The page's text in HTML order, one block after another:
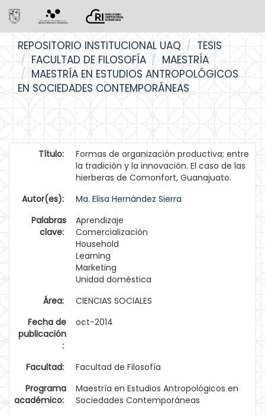
navigation
REPOSITORIO INSTITUCIONAL UAQ
TESIS
FACULTAD DE FILOSOFÍA
MAESTRÍA
MAESTRÍA EN ESTUDIOS ANTROPOLÓGICOS
EN SOCIEDADES CONTEMPORÁNEAS
Título:
Formas de organización productiva; entre
la tradición y la innovación. El caso de las
hierberas de Comonfort, Guanajuato.
Autor(es):
Ma. Elisa Hernández Sierra
Palabras
clave:
Aprendizaje
Comercialización
Household
Learning
Marketing
Unidad doméstica
Área:
CIENCIAS SOCIALES
Fecha de
publicación
:
oct-2014
Facultad:
Facultad de Filosofía
Programa
académico:
Maestría en Estudios Antropológicos en
Sociedades Contemporáneas